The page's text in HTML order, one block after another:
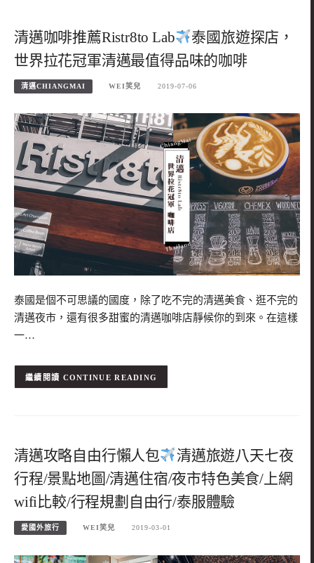
清邁咖啡推薦Ristr8to Lab
泰國旅遊探店，
世界拉花冠軍清邁最值得品味的咖啡
清邁CHIANGMAI WEI笑兒 2019-07-06
泰國是個不可思議的國度，除了吃不完的清邁美食、逛不完的
清邁夜市，還有很多甜蜜的清邁咖啡店靜候你的到來。在這樣
一…
CONTINUE READING
清邁攻略自由行懶人包
清邁旅遊八天七夜
行程/景點地圖/清邁住宿/夜市特色美食/上網
wifi比較/行程規劃自由行/泰服體驗
愛國外旅行 WEI笑兒 2019-03-01